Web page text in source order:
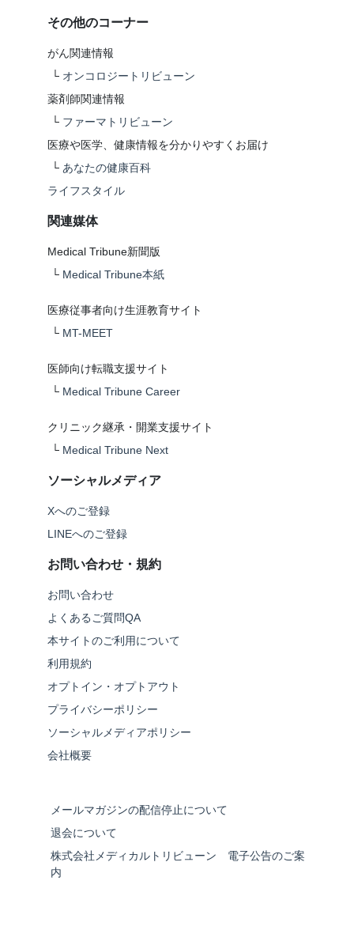
その他のコーナー
がん関連情報
└ オンコロジートリビューン
薬剤師関連情報
└ ファーマトリビューン
医療や医学、健康情報を分かりやすくお届け
└ あなたの健康百科
ライフスタイル
関連媒体
Medical Tribune新聞版
└ Medical Tribune本紙
医療従事者向け生涯教育サイト
└ MT-MEET
医師向け転職支援サイト
└ Medical Tribune Career
クリニック継承・開業支援サイト
└ Medical Tribune Next
ソーシャルメディア
Xへのご登録
LINEへのご登録
お問い合わせ・規約
お問い合わせ
よくあるご質問QA
本サイトのご利用について
利用規約
オプトイン・オプトアウト
プライバシーポリシー
ソーシャルメディアポリシー
会社概要
メールマガジンの配信停止について
退会について
株式会社メディカルトリビューン 電子公告のご案
内